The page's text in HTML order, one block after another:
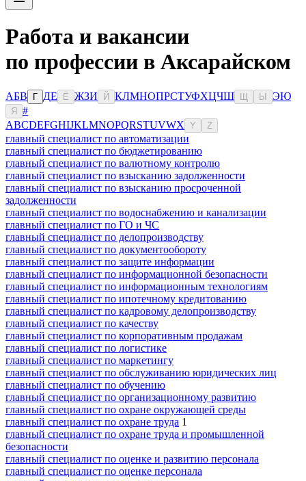
Работа и вакансии
по профессии в Аксарайском
АБВ Г ДЕ Ё ЖЗИ Й КЛМНОПРСТУФХЦЧШ Ы ЭЮ
Я
#
ABCDEFGHIJKLMNOPQRSTUVWX Y Z
главный специалист по автоматизации
главный специалист по бюджетированию
главный специалист по валютному контролю
главный специалист по взысканию задолженности
главный специалист по взысканию просроченной
задолженности
главный специалист по водоснабжению и канализации
главный специалист по ГО и ЧС
главный специалист по делопроизводству
главный специалист по документообороту
главный специалист по защите информации
главный специалист по информационной безопасности
главный специалист по информационным технологиям
главный специалист по ипотечному кредитованию
главный специалист по кадровому делопроизводству
главный специалист по качеству
главный специалист по корпоративным продажам
главный специалист по логистике
главный специалист по маркетингу
главный специалист по обслуживанию юридических лиц
главный специалист по обучению
главный специалист по организационному развитию
главный специалист по охране окружающей среды
главный специалист по охране труда 1
главный специалист по охране труда и промышленной
безопасности
главный специалист по оценке и развитию персонала
главный специалист по оценке персонала